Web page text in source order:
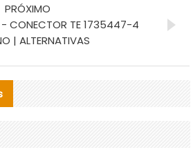
PRÓXIMO
- CONECTOR TE 1735447-4
| ALTERNATIVAS